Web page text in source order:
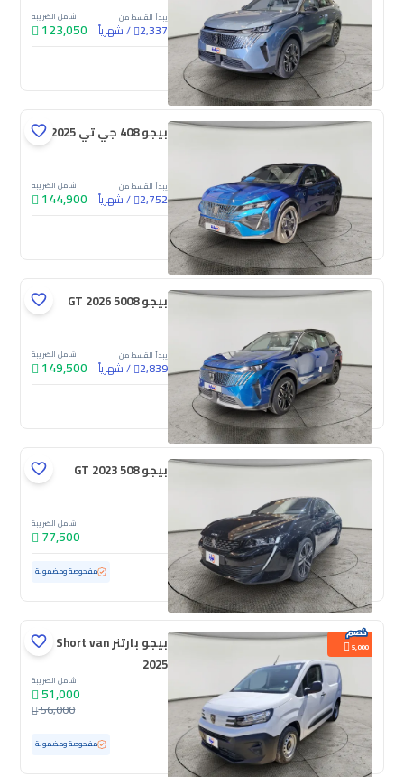
يبدأ القسط من
2,337
/شهرياً
شامل الضريبة
123,050
جديدة
بيجو 408 جي تي 2025
يبدأ القسط من
2,752
/شهرياً
شامل الضريبة
144,900
جديدة
بيجو 5008 GT 2026
يبدأ القسط من
2,839
/شهرياً
شامل الضريبة
149,500
جديدة
بيجو 508 GT 2023
شامل الضريبة
77,500
مستعملة 50,151 كم مفحوصة ومضمونة
5,000
بيجو بارتنر Short van
2025
شامل الضريبة
51,000
56,000
مستعملة 6,293 كم ممشى قليل مفحوصة ومضمونة